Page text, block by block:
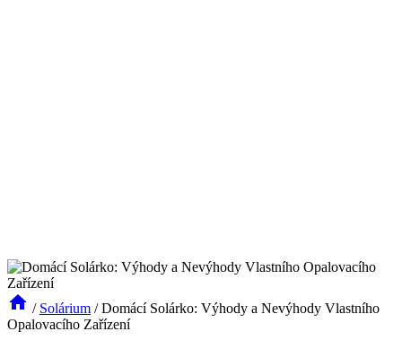
/ Solárium / Domácí Solárko: Výhody a Nevýhody Vlastního
Opalovacího Zařízení